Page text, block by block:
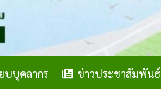
บบุคลากร ข่าวประชาสัมพันธ์